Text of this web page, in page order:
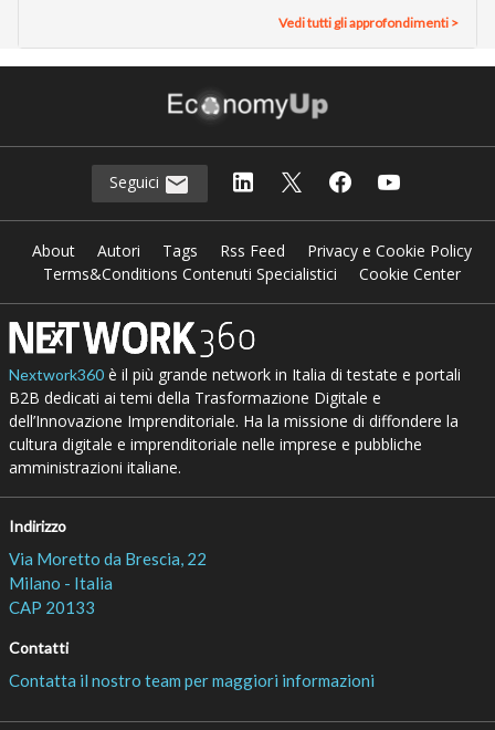
Vedi tutti gli approfondimenti >
Seguici
About Autori Tags Rss Feed
Privacy e Cookie Policy
Terms&Conditions Contenuti Specialistici
Cookie Center
Nextwork360è il più grande network in Italia di testate e portali
B2B dedicati ai temi della Trasformazione Digitale e
dell’Innovazione Imprenditoriale. Ha la missione di diffondere la
cultura digitale e imprenditoriale nelle imprese e pubbliche
amministrazioni italiane.
Indirizzo
Via Moretto da Brescia, 22
Milano - Italia
CAP 20133
Contatti
Contatta il nostro team per maggiori informazioni